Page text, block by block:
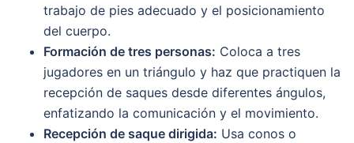
trabajo de pies adecuado y el posicionamiento
del cuerpo.
Formación de tres personas: Coloca a tres
jugadores en un triángulo y haz que practiquen la
recepción de saques desde diferentes ángulos,
enfatizando la comunicación y el movimiento.
Recepción de saque dirigida: Usa conos o